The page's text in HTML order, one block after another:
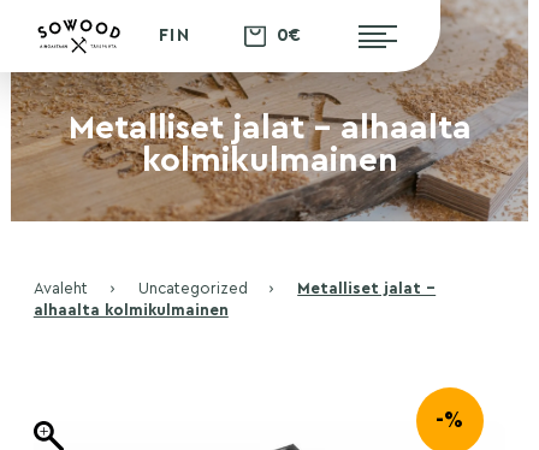
FIN 0€
Metalliset jalat – alhaalta
kolmikulmainen
Avaleht › Uncategorized ›
Metalliset jalat –
alhaalta kolmikulmainen
-%